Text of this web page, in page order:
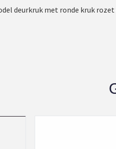
deurkruk met ronde kruk